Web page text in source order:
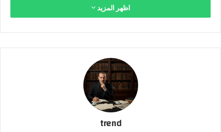
وناشئة لاختيار الافضل منهم وتدشين مراكز التدريب
مستقبلا ، ويشرف علي عملية الاختبارات اللجنة العلمية
والفنية للمشروع القومي للموهبة والبطل الاولمبي .
ويذكر ان عمليات الانتقاء للمواهب الناشئة بالمشروع
المصارعة ،الملاكمة ،جودو، تنس طاولة، العاب قوي،
اظهر المزيد
trend